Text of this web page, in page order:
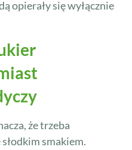
opierały się wyłącznie
że trzeba
smakiem.